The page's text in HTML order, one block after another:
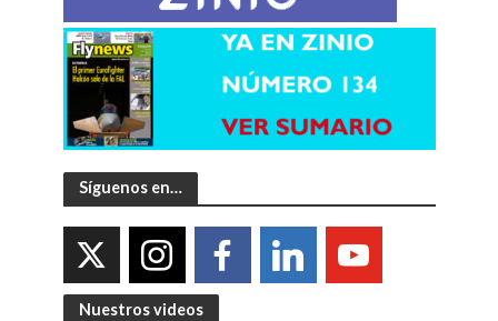
Síguenos en…
Nuestros videos